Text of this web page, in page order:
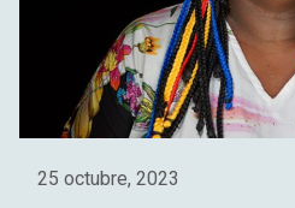
25 octubre, 2023